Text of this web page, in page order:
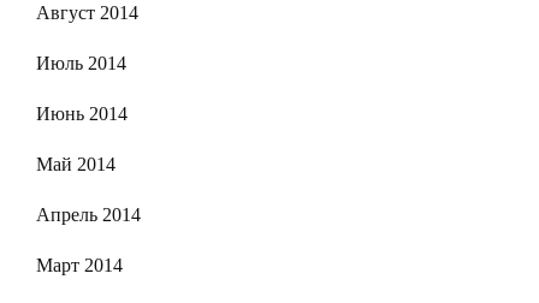
Август 2014
Июль 2014
Июнь 2014
Май 2014
Апрель 2014
Март 2014